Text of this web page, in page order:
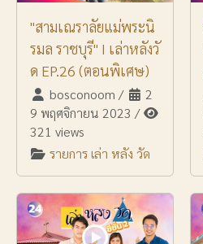
"สามเณราลัยแม่พระนิ
รมล ราชบุรี" I เล่าหลังวั
ด EP.26 (ตอนพิเศษ)
bosconoom /
2
9 พฤศจิกายน 2023 /
321 views
รายการ เล่า หลัง วัด